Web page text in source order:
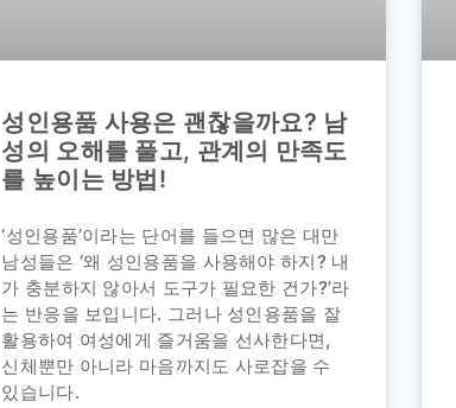
성인용품 사용은 괜찮을까요? 남
성의 오해를 풀고, 관계의 만족도
를 높이는 방법!
‘성인용품’이라는 단어를 들으면 많은 대만
남성들은 ‘왜 성인용품을 사용해야 하지? 내
가 충분하지 않아서 도구가 필요한 건가?’라
는 반응을 보입니다. 그러나 성인용품을 잘
활용하여 여성에게 즐거움을 선사한다면,
신체뿐만 아니라 마음까지도 사로잡을 수
있습니다.